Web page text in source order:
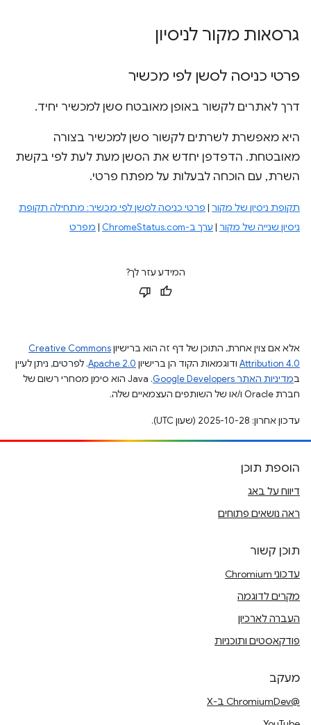
גרסאות מקור לניסיון
פרטי כניסה לסשן לפי מכשיר
דרך לאתרים לקשור באופן מאובטח סשן למכשיר יחיד.
היא מאפשרת לשרתים לקשור סשן למכשיר בצורה
מאובטחת. הדפדפן יחדש את הסשן מעת לעת לפי בקשת
השרת, עם הוכחה לבעלות על מפתח פרטי.
תקופת ניסיון של מקור | פרטי כניסה לסשן לפי מכשיר: מתחילה תקופת
ניסיון שנייה של מקור | ערך ב-ChromeStatus.com | מפרט
המידע עזר לך?
אלא אם צוין אחרת, התוכן של דף זה הוא ברישיוןCreative Commons
Attribution 4.0 ודוגמאות הקוד הן ברישיון Apache 2.0. לפרטים, ניתן לעיין
במדיניות האתר Google Developers‏
.‏ Java הוא סימן מסחרי רשום של
חברת Oracle ו/או של השותפים העצמאיים שלה.
עדכון אחרון: 2025-10-28 (שעון UTC).
הוספת תוכן
דיווח על באג
ראה נושאים פתוחים
תוכן קשור
עדכוני Chromium
מקרים לדוגמה
העברה לארכיון
פודקאסטים ותוכניות
מעקב
@ChromiumDev ב-X